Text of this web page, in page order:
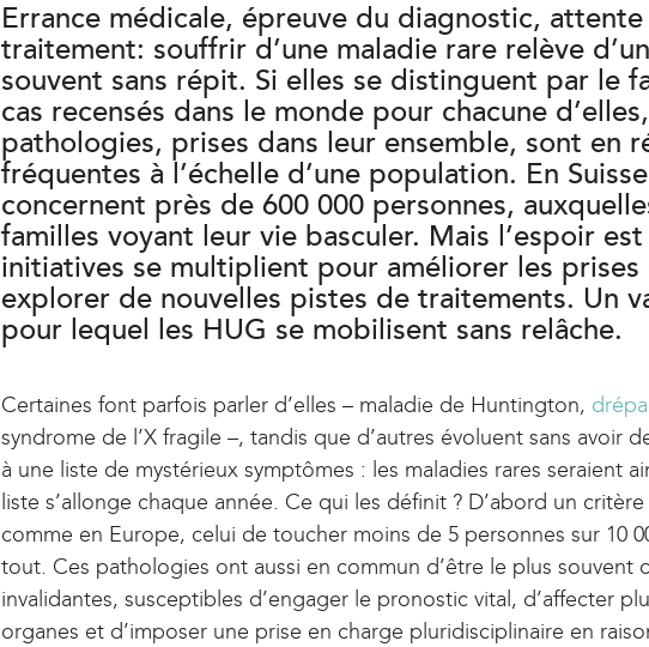
Errance médicale, épreuve du diagnostic, attente
traitement: souffrir d’une maladie rare relève
souvent sans répit. Si elles se distinguent par le
cas recensés dans le monde pour chacune
pathologies, prises dans leur ensemble, sont en
fréquentes à l’échelle d’une population. En
concernent près de 600 000 personnes,
familles voyant leur vie basculer. Mais l’espoir
initiatives se multiplient pour améliorer les prises
explorer de nouvelles pistes de traitements. Un
pour lequel les HUG se mobilisent sans relâche.
Certaines font parfois parler d’elles – maladie de Huntington,
syndrome de l’X fragile –, tandis que d’autres évoluent sans avoir
à une liste de mystérieux symptômes : les maladies rares seraient
liste s’allonge chaque année. Ce qui les définit ? D’abord un
comme en Europe, celui de toucher moins de 5 personnes sur 10
tout. Ces pathologies ont aussi en commun d’être le plus souvent
invalidantes, susceptibles d’engager le pronostic vital, d’affecter
organes et d’imposer une prise en charge pluridisciplinaire en